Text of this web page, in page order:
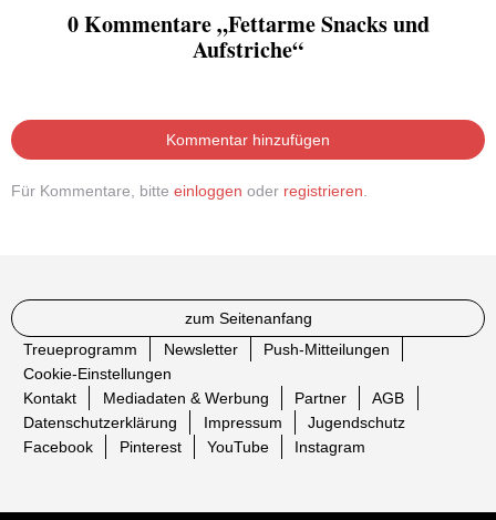
0 Kommentare „Fettarme Snacks und
Aufstriche“
Kommentar hinzufügen
Für Kommentare, bitte einloggen oder registrieren.
zum Seitenanfang
Treueprogramm
Newsletter
Push-Mitteilungen
Cookie-Einstellungen
Kontakt
Mediadaten & Werbung Partner
AGB
Datenschutzerklärung
Impressum
Jugendschutz
Facebook
Pinterest YouTube Instagram